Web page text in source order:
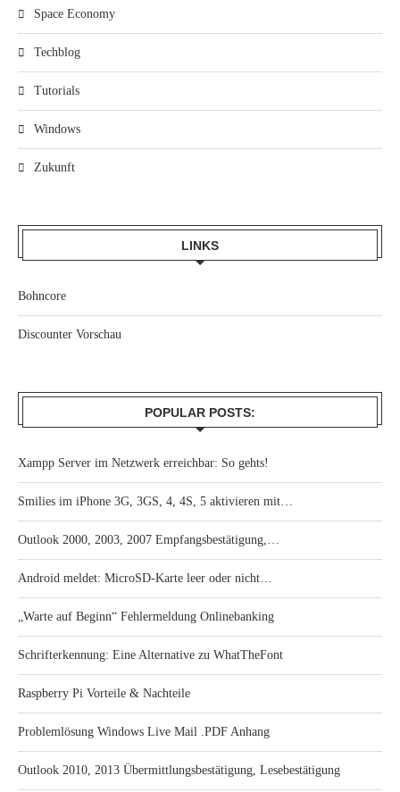
Space Economy
Techblog
Tutorials
Windows
Zukunft
LINKS
Bohncore
Discounter Vorschau
POPULAR POSTS:
Xampp Server im Netzwerk erreichbar: So gehts!
Smilies im iPhone 3G, 3GS, 4, 4S, 5 aktivieren mit…
Outlook 2000, 2003, 2007 Empfangsbestätigung,…
Android meldet: MicroSD-Karte leer oder nicht…
„Warte auf Beginn“ Fehlermeldung Onlinebanking
Schrifterkennung: Eine Alternative zu WhatTheFont
Raspberry Pi Vorteile & Nachteile
Problemlösung Windows Live Mail .PDF Anhang
Outlook 2010, 2013 Übermittlungsbestätigung, Lesebestätigung